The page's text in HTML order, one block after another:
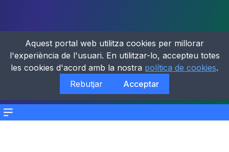
Menu
Aquest portal web utilitza cookies per millorar
l'experiència de l'usuari. En utilitzar-lo, accepteu totes
les cookies d'acord amb la nostra política de cookies.
Rebutjar
Acceptar